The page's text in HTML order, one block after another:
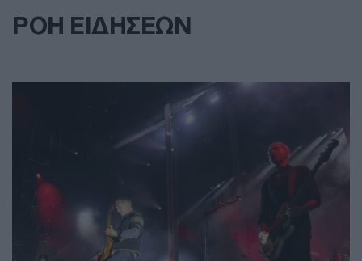
ΡΟΗ ΕΙΔΗΣΕΩΝ